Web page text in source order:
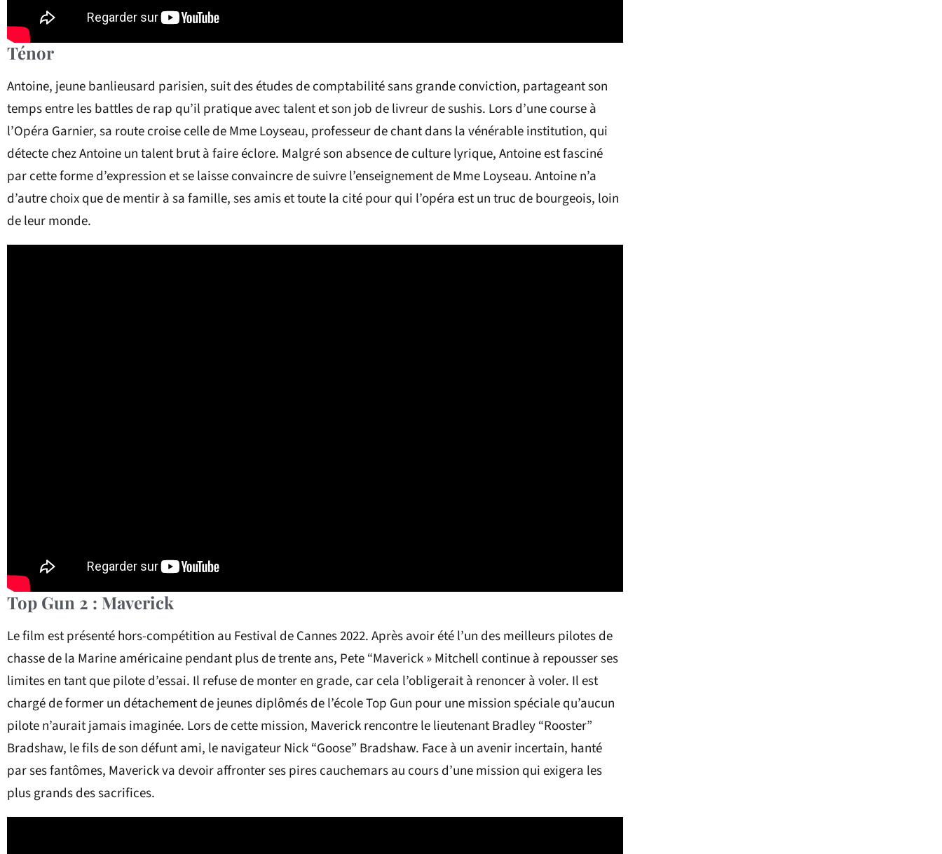
Ténor
Antoine, jeune banlieusard parisien, suit des études de comptabilité sans grande conviction, partageant son
temps entre les battles de rap qu’il pratique avec talent et son job de livreur de sushis. Lors d’une course à
l’Opéra Garnier, sa route croise celle de Mme Loyseau, professeur de chant dans la vénérable institution, qui
détecte chez Antoine un talent brut à faire éclore. Malgré son absence de culture lyrique, Antoine est fasciné
par cette forme d’expression et se laisse convaincre de suivre l’enseignement de Mme Loyseau. Antoine n’a
d’autre choix que de mentir à sa famille, ses amis et toute la cité pour qui l’opéra est un truc de bourgeois, loin
de leur monde.
Top Gun 2 : Maverick
Le film est présenté hors-compétition au Festival de Cannes 2022. Après avoir été l’un des meilleurs pilotes de
chasse de la Marine américaine pendant plus de trente ans, Pete “Maverick » Mitchell continue à repousser ses
limites en tant que pilote d’essai. Il refuse de monter en grade, car cela l’obligerait à renoncer à voler. Il est
chargé de former un détachement de jeunes diplômés de l’école Top Gun pour une mission spéciale qu’aucun
pilote n’aurait jamais imaginée. Lors de cette mission, Maverick rencontre le lieutenant Bradley “Rooster”
Bradshaw, le fils de son défunt ami, le navigateur Nick “Goose” Bradshaw. Face à un avenir incertain, hanté
par ses fantômes, Maverick va devoir affronter ses pires cauchemars au cours d’une mission qui exigera les
plus grands des sacrifices.